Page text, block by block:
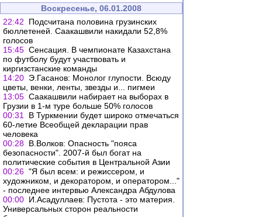
Воскресенье, 06.01.2008
22:42
Подсчитана половина грузинских
бюллетеней. Саакашвили накидали 52,8%
голосов
15:45 Сенсация. В чемпионате Казахстана
по футболу будут участвовать и
киргизстанские команды
14:20 Э.Гасанов: Монолог глупости. Всюду
цветы, венки, ленты, звезды и... пигмеи
13:05 Cаакашвили набирает на выборах в
Грузии в 1-м туре больше 50% голосов
00:31
В Туркмении будет широко отмечаться
60-летие Всеобщей декларации прав
человека
00:28 В.Волков: Опасность "пояса
безопасности". 2007-й был богат на
политические события в Центральной Азии
00:26 "Я был всем: и режиссером, и
художником, и декоратором, и оператором..."
- последнее интервью Александра Абдулова
00:00 И.Асадуллаев: Пустота - это материя.
Универсальных сторон реальности